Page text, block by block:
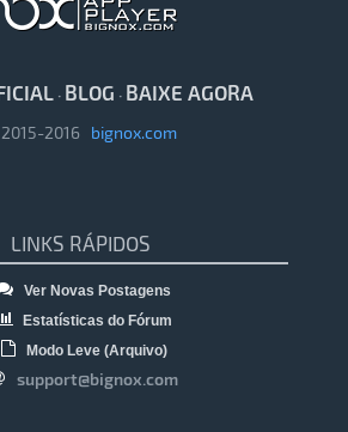
· BLOG · BAIXE AGORA
2016 bignox.com
LINKS RÁPIDOS
Ver Novas Postagens
Estatísticas do Fórum
Modo Leve (Arquivo)
support@bignox.com